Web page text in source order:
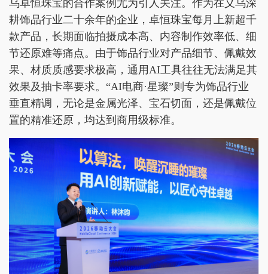
乌卓恒珠宝的合作案例尤为引人关注。作为在义乌深
耕饰品行业二十余年的企业，卓恒珠宝每月上新超千
款产品，长期面临拍摄成本高、内容制作效率低、细
节还原难等痛点。由于饰品行业对产品细节、佩戴效
果、材质质感要求极高，通用AI工具往往无法满足其
效果及抽卡率要求。“AI电商·星璨”则专为饰品行业
垂直精调，无论是金属光泽、宝石切面，还是佩戴位
置的精准还原，均达到商用级标准。